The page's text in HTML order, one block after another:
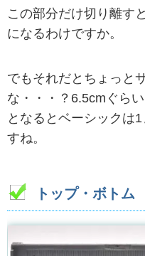
この部分だけ切り離す
になるわけですか。
でもそれだとちょっと
な・・・？6.5cmぐらい
となるとベーシックは
すね。
トップ・ボトム